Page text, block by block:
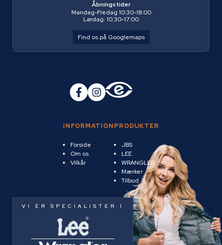
Åbningstider
Mandag-Fredag 10:30-18:00
Lørdag: 10:30-17:00
Find os på Googlemaps
INFORMATION
Forside
Om os
Vilkår
PRODUKTER
JBS
LEE
WRANGLER
Mærker
Tilbud
VI ER SPECIALISTER I